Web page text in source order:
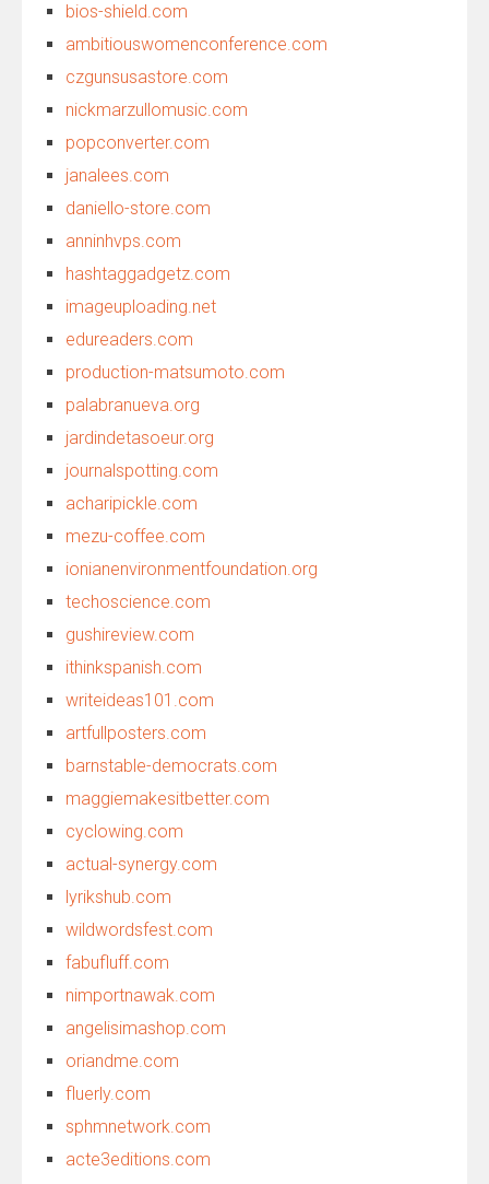
bios-shield.com
ambitiouswomenconference.com
czgunsusastore.com
nickmarzullomusic.com
popconverter.com
janalees.com
daniello-store.com
anninhvps.com
hashtaggadgetz.com
imageuploading.net
edureaders.com
production-matsumoto.com
palabranueva.org
jardindetasoeur.org
journalspotting.com
acharipickle.com
mezu-coffee.com
ionianenvironmentfoundation.org
techoscience.com
gushireview.com
ithinkspanish.com
writeideas101.com
artfullposters.com
barnstable-democrats.com
maggiemakesitbetter.com
cyclowing.com
actual-synergy.com
lyrikshub.com
wildwordsfest.com
fabufluff.com
nimportnawak.com
angelisimashop.com
oriandme.com
fluerly.com
sphmnetwork.com
acte3editions.com